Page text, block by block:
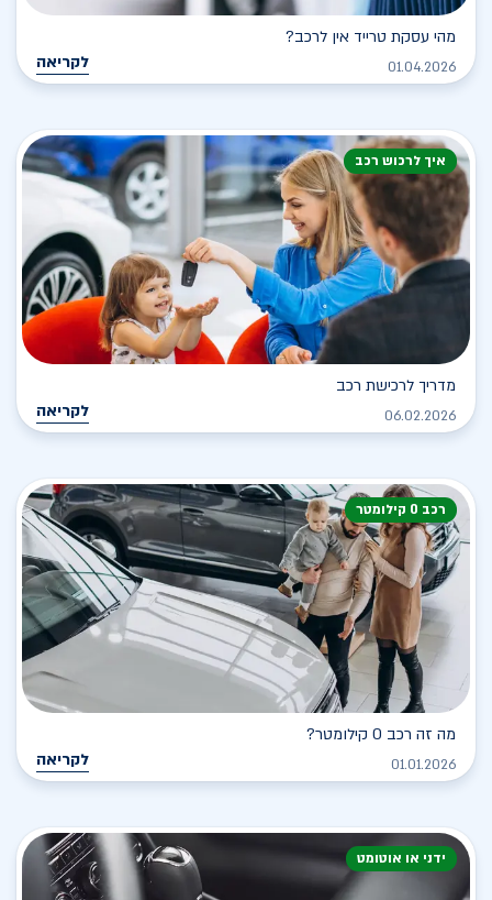
מהי עסקת טרייד אין לרכב?
01.04.2026 לקריאה
איך לרכוש רכב
מדריך לרכישת רכב
06.02.2026 לקריאה
רכב 0 קילומטר
מה זה רכב 0 קילומטר?
01.01.2026 לקריאה
ידני או אוטומט